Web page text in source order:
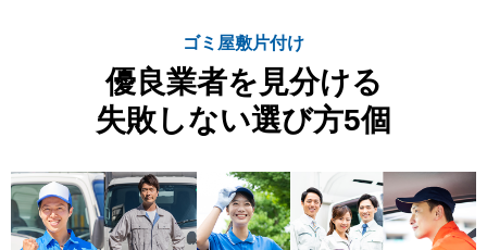
ゴミ屋敷片付け
優良業者を見分ける
失敗しない選び方5個